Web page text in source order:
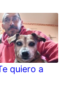
quiero a